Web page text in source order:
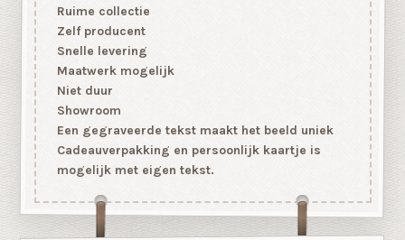
Ruime collectie
Zelf producent
Snelle levering
Maatwerk mogelijk
Niet duur
Showroom
Een gegraveerde tekst maakt het beeld uniek
Cadeauverpakking en persoonlijk kaartje is
mogelijk met eigen tekst.